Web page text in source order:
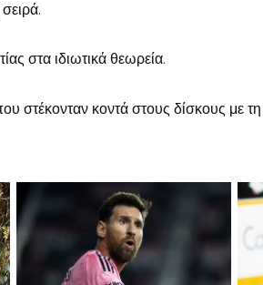
στα ιδιωτικά θεωρεία.
στέκονταν κοντά στους δίσκους με